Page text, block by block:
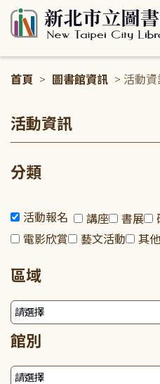
首頁 > 圖書館資訊 > 活動資
活動資訊
分類
活動報名 講座 書展
電影欣賞
藝文活動 其
區域
館別